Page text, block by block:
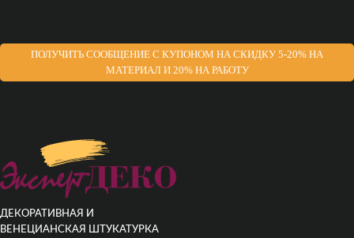
ПОЛУЧИТЬ СООБЩЕНИЕ С КУПОНОМ НА СКИДКУ 5-20% НА
МАТЕРИАЛ И 20% НА РАБОТУ
ДЕКОРАТИВНАЯ И
ВЕНЕЦИАНСКАЯ ШТУКАТУРКА